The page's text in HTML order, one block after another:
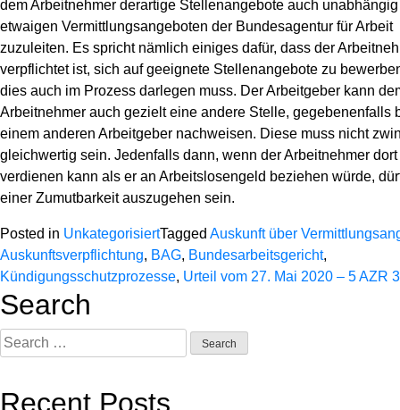
dem Arbeitnehmer derartige Stellenangebote auch
etwaigen Vermittlungsangeboten der Bundesagentur für Arbeit
zuzuleiten. Es spricht nämlich einiges dafür, dass der
verpflichtet ist, sich auf geeignete Stellenangebote zu
dies auch im Prozess darlegen muss. Der Arbeitgeber kann
Arbeitnehmer auch gezielt eine andere Stelle, gegebenenfalls
einem anderen Arbeitgeber nachweisen. Diese muss nicht
gleichwertig sein. Jedenfalls dann, wenn der Arbeitnehmer dort
verdienen kann als er an Arbeitslosengeld beziehen würde,
einer Zumutbarkeit auszugehen sein.
Posted in UnkategorisiertTagged Auskunft über
Auskunftsverpflichtung, BAG, Bundesarbeitsgericht,
Kündigungsschutzprozesse, Urteil vom 27. Mai 2020 – 5 AZR
Search
Search
for:
Recent Posts